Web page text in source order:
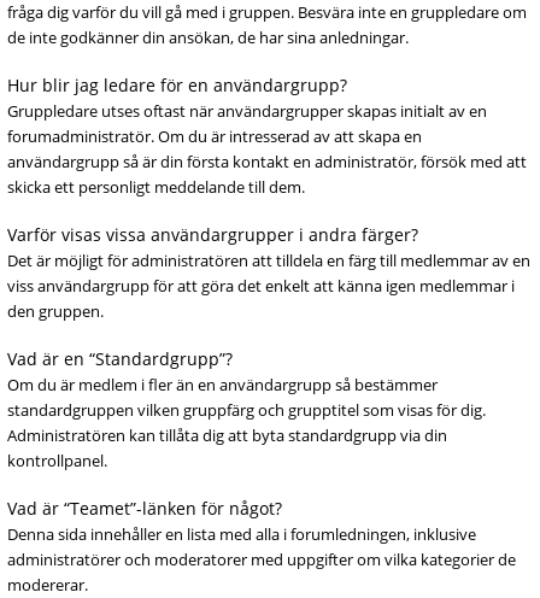
fråga dig varför du vill gå med i gruppen. Besvära inte en gruppledare om
de inte godkänner din ansökan, de har sina anledningar.
Hur blir jag ledare för en användargrupp?
Gruppledare utses oftast när användargrupper skapas initialt av en
forumadministratör. Om du är intresserad av att skapa en
användargrupp så är din första kontakt en administratör, försök med att
skicka ett personligt meddelande till dem.
Varför visas vissa användargrupper i andra färger?
Det är möjligt för administratören att tilldela en färg till medlemmar av en
viss användargrupp för att göra det enkelt att känna igen medlemmar i
den gruppen.
Vad är en “Standardgrupp”?
Om du är medlem i fler än en användargrupp så bestämmer
standardgruppen vilken gruppfärg och grupptitel som visas för dig.
Administratören kan tillåta dig att byta standardgrupp via din
kontrollpanel.
Vad är “Teamet”-länken för något?
Denna sida innehåller en lista med alla i forumledningen, inklusive
administratörer och moderatorer med uppgifter om vilka kategorier de
modererar.